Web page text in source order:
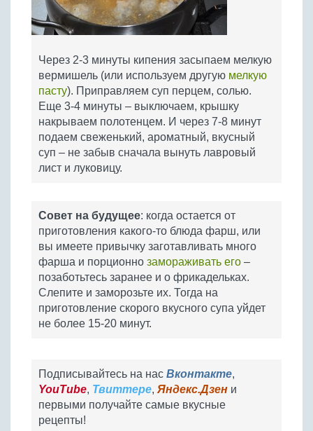
Через 2-3 минуты кипения засыпаем мелкую
вермишель (или используем другую мелкую
пасту). Приправляем суп перцем, солью.
Еще 3-4 минуты – выключаем, крышку
накрываем полотенцем. И через 7-8 минут
подаем свеженький, ароматный, вкусный
суп – не забыв сначала вынуть лавровый
лист и луковицу.
Совет на будущее: когда остается от
приготовления какого-то блюда фарш, или
вы имеете привычку заготавливать много
фарша и порционно замораживать его –
позаботьтесь заранее и о фрикадельках.
Слепите и заморозьте их. Тогда на
приготовление скорого вкусного супа уйдет
не более 15-20 минут.
Подписывайтесь на нас Вконтакте,
YouTube, Твиттере, Яндекс.Дзен и
первыми получайте самые вкусные
рецепты!